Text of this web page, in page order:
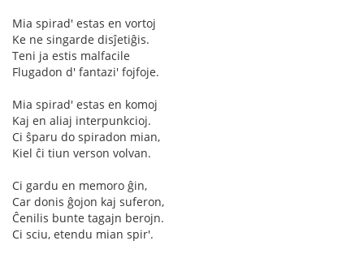
Mia spirad' estas en vortoj
Ke ne singarde disĵetiĝis.
Teni ja estis malfacile
Flugadon d' fantazi' fojfoje.
Mia spirad' estas en komoj
Kaj en aliaj interpunkcioj.
Ci ŝparu do spiradon mian,
Kiel ĉi tiun verson volvan.
Ci gardu en memoro ĝin,
Car donis ĝojon kaj suferon,
Ĉenilis bunte tagajn berojn.
Ci sciu, etendu mian spir'.